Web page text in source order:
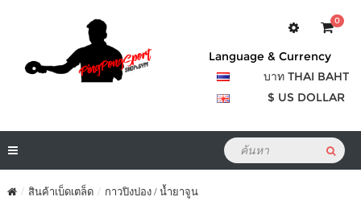
0
Language & Currency
บาท THAI BAHT
$ US DOLLAR
สินค้าเบ็ดเตล็ด
กาวปิงปอง / น้ำยาจูน